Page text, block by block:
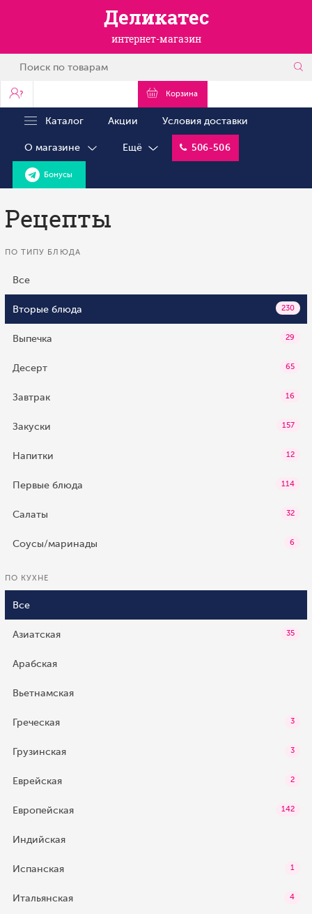
Деликатес
интернет-магазин
? Корзина
Каталог Акции Условия доставки
О магазине Ещё 506-506
Бонусы
Рецепты
ПО ТИПУ БЛЮДА
Все
Вторые блюда 230
Выпечка 29
Десерт 65
Завтрак 16
Закуски 157
Напитки 12
Первые блюда 114
Салаты 32
Соусы/маринады 6
ПО КУХНЕ
Все
Азиатская 35
Арабская
Вьетнамская
Греческая 3
Грузинская 3
Еврейская 2
Европейская 142
Индийская
Испанская 1
Итальянская 4